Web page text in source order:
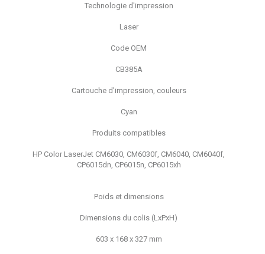
Technologie d'impression
Laser
Code OEM
CB385A
Cartouche d'impression, couleurs
Cyan
Produits compatibles
HP Color LaserJet CM6030, CM6030f, CM6040, CM6040f,
CP6015dn, CP6015n, CP6015xh
Poids et dimensions
Dimensions du colis (LxPxH)
603 x 168 x 327 mm